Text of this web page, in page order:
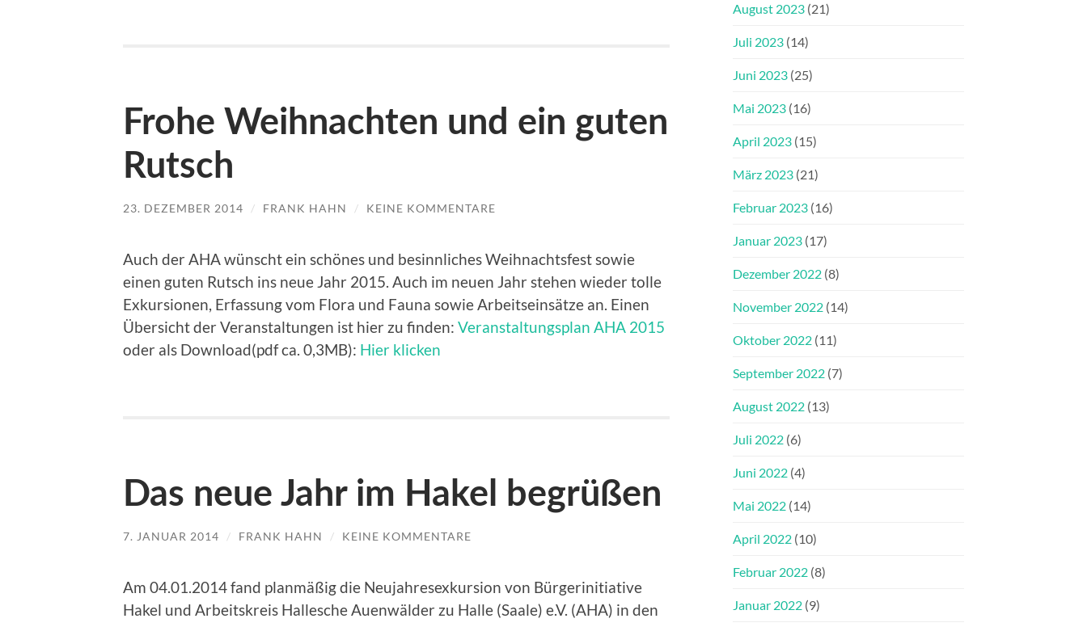
Frohe Weihnachten und ein guten
Rutsch
23. DEZEMBER 2014 / FRANK HAHN / KEINE KOMMENTARE
Auch der AHA wünscht ein schönes und besinnliches Weihnachtsfest sowie
einen guten Rutsch ins neue Jahr 2015. Auch im neuen Jahr stehen wieder tolle
Exkursionen, Erfassung vom Flora und Fauna sowie Arbeitseinsätze an. Einen
Übersicht der Veranstaltungen ist hier zu finden: Veranstaltungsplan AHA 2015
oder als Download(pdf ca. 0,3MB): Hier klicken
Das neue Jahr im Hakel begrüßen
7. JANUAR 2014 / FRANK HAHN / KEINE KOMMENTARE
Am 04.01.2014 fand planmäßig die Neujahresexkursion von Bürgerinitiative
Hakel und Arbeitskreis Hallesche Auenwälder zu Halle (Saale) e.V. (AHA) in den
August 2023 (21)
Juli 2023 (14)
Juni 2023 (25)
Mai 2023 (16)
April 2023 (15)
März 2023 (21)
Februar 2023 (16)
Januar 2023 (17)
Dezember 2022 (8)
November 2022 (14)
Oktober 2022 (11)
September 2022 (7)
August 2022 (13)
Juli 2022 (6)
Juni 2022 (4)
Mai 2022 (14)
April 2022 (10)
Februar 2022 (8)
Januar 2022 (9)